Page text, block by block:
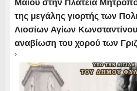
Μαΐου στην Πλατεία
της μεγάλης γιορτής των
Λιοσίων Αγίων
αναβίωση του χορού των
›